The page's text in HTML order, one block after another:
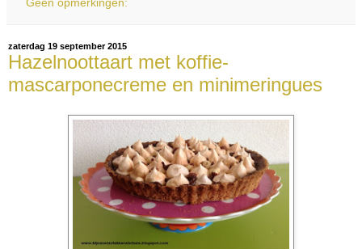
zaterdag 19 september 2015
Hazelnoottaart met koffie-
mascarponecreme en minimeringues